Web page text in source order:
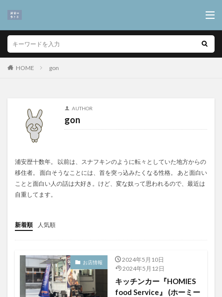
HOME gon
AUTHOR
gon
浦安歴十数年。 以前は、スナフキンのように転々としていた地方からの
移住者。 面白そうなことには、首を突っ込みたくなる性格。 あと面白い
ことと面白い人の話は大好き。けど、変な奴って思われるので、最近は
自重してます。
新着順 人気順
お店情報
2024年5月10日
2024年5月12日
キッチンカー『HOMIES
food Service』 (ホーミー